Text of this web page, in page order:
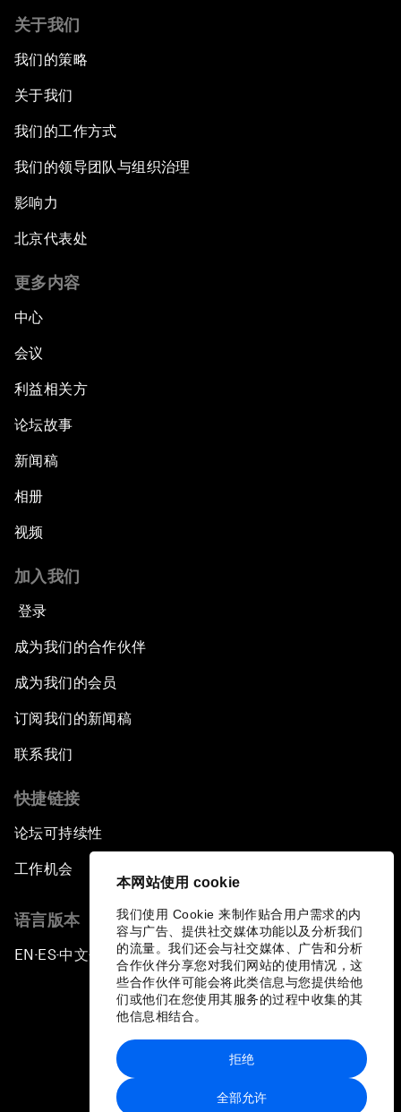
本网站使用 cookie
我们使用 Cookie 来制作贴合用户需求的内
容与广告、提供社交媒体功能以及分析我们
的流量。我们还会与社交媒体、广告和分析
合作伙伴分享您对我们网站的使用情况，这
些合作伙伴可能会将此类信息与您提供给他
们或他们在您使用其服务的过程中收集的其
他信息相结合。
全部允许
拒绝
关于我们
我们的策略
关于我们
我们的工作方式
我们的领导团队与组织治理
影响力
北京代表处
更多内容
中心
会议
利益相关方
论坛故事
新闻稿
相册
视频
加入我们
登录
成为我们的合作伙伴
成为我们的会员
订阅我们的新闻稿
联系我们
快捷链接
论坛可持续性
工作机会
语言版本
EN ▪ES▪中文▪ 日本語
站点地图